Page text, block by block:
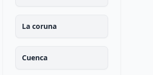
La coruna
Cuenca